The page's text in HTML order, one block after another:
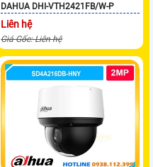
DAHUA DHI-VTH2421FB/W-P
Liên hệ
Giá Gốc: Liên hệ